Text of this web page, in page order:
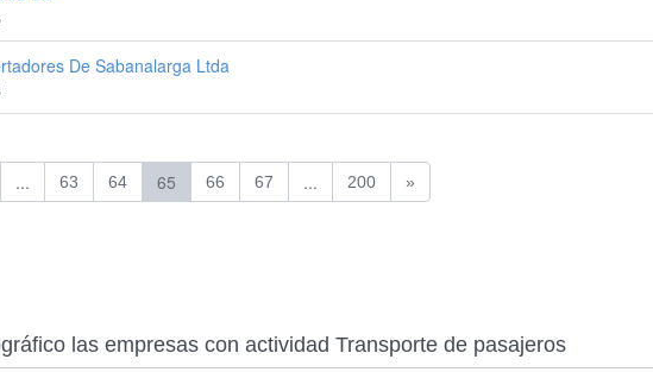
De Sabanalarga Ltda
... 63 64 65 66 67 ... 200 »
las empresas con actividad Transporte de pasajeros